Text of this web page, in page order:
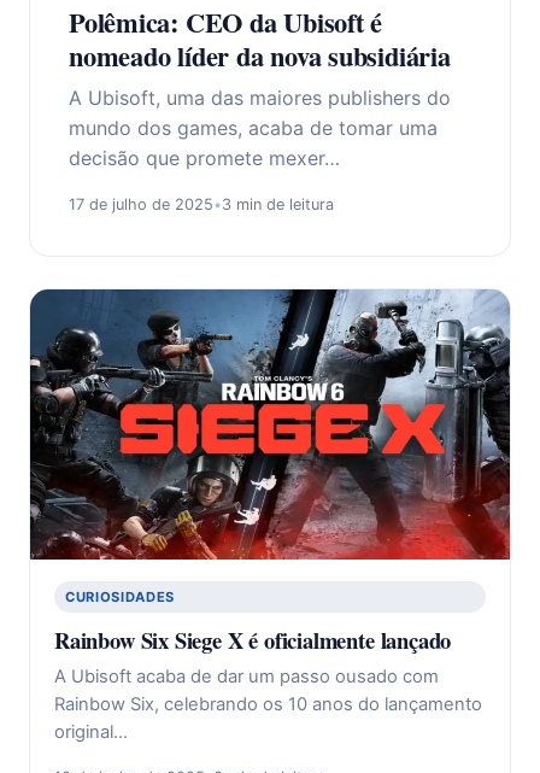
Polêmica: CEO da Ubisoft é
nomeado líder da nova subsidiária
A Ubisoft, uma das maiores publishers do
mundo dos games, acaba de tomar uma
decisão que promete mexer…
17 de julho de 2025•3 min de leitura
CURIOSIDADES
Rainbow Six Siege X é oficialmente lançado
A Ubisoft acaba de dar um passo ousado com
Rainbow Six, celebrando os 10 anos do lançamento
original…